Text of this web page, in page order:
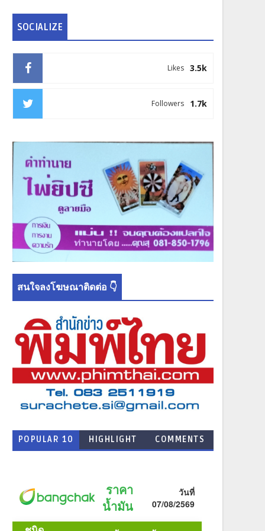
SOCIALIZE
3.5k
Likes
1.7k
Followers
สนใจลงโฆษณาติดต่อ 👇
POPULAR 10
HIGHLIGHT
COMMENTS